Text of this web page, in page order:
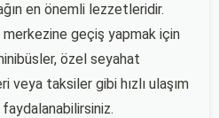
en önemli lezzetleridir.
geçiş yapmak için
özel seyahat
veya taksiler gibi hızlı ulaşım